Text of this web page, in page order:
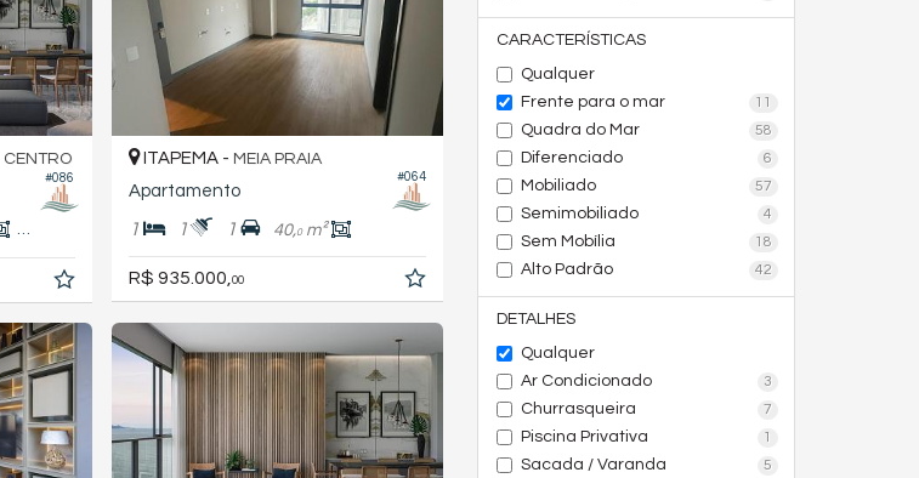
CARACTERÍSTICAS
Qualquer
Frente para o mar
11
Quadra do Mar 58
Diferenciado 6
Mobiliado 57
Semimobiliado 4
Sem Mobília 18
Alto Padrão 42
DETALHES
Qualquer
Ar Condicionado
3
Churrasqueira 7
Piscina Privativa 1
Sacada / Varanda 5
#086
CENTRO
177,
#064
ITAPEMA - MEIA PRAIA
Apartamento
1 1 1 40,0m²
R$ 935.000,00